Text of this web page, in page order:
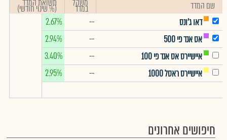
שם המדד משקל
במדד תשואת המדד
(% שינוי חודשי)
דאו ג'ונס
--
2.67%
אס אנד פי 500
--
2.94%
איישיירס אס אנד פי 100
--
3.40%
איישיירס ראסל 1000
--
2.95%
חיפושים אחרונים